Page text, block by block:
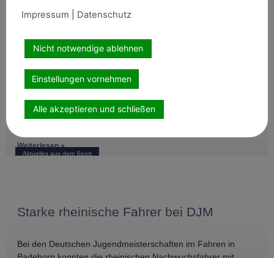
vergleichbarer Turniere in der näheren Umgebung. Umso
Weiterlesen »
Aktuelles aus dem Sport
Internationale Top-Platzierungen fürs
Rheinland
Auch abseits der großen Championate waren die Reiterinnen
Wochenende international erfolgreich unterwegs. Bei
Weiterlesen »
Starke rheinische Fahrer bei DJM
Bei den Deutschen Jugendmeisterschaften im Fahren in
Impressum
Datenschutz
Nicht notwendige ablehnen
Einstellungen vornehmen
Alle akzeptieren und schließen